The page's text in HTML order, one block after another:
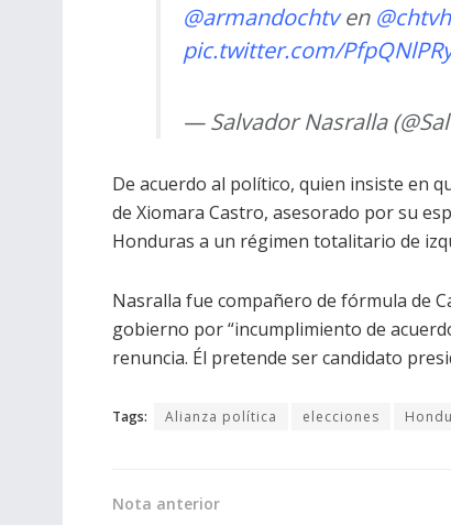
@armandochtven
pic.twitter.com/
— Salvador Nasralla
De acuerdo al político, quien insiste en
de Xiomara Castro, asesorado por su
Honduras a un régimen totalitario de
Nasralla fue compañero de fórmula de
gobierno por “incumplimiento de
renuncia. Él pretende ser candidato
Tags: Alianza política elecciones
Nota anterior